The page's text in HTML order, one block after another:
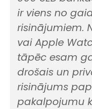
ir viens no
risinājumiem.
vai Apple
tāpēc esam
drošais un
risinājums
pakalpojumu